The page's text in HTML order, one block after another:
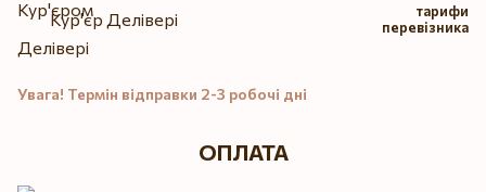
Кур'єр Делівері
тарифи
перевізника
Увага! Термін відправки 2-3 робочі дні
ОПЛАТА